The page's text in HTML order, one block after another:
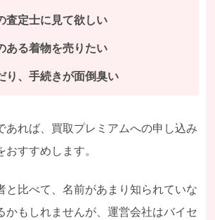
査定士に見て欲しい
ある着物を売りたい
り、手続きが面倒臭い
あれば、買取プレミアムへの申し込み
すすめします。
と比べて、名前があまり知られていな
かもしれませんが、運営会社はバイセ